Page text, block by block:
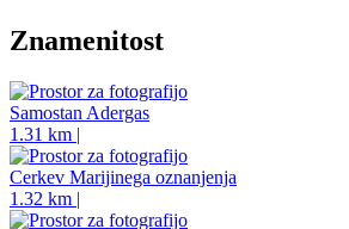
Znamenitost
Samostan Adergas
1.31 km |
Cerkev Marijinega oznanjenja
1.32 km |